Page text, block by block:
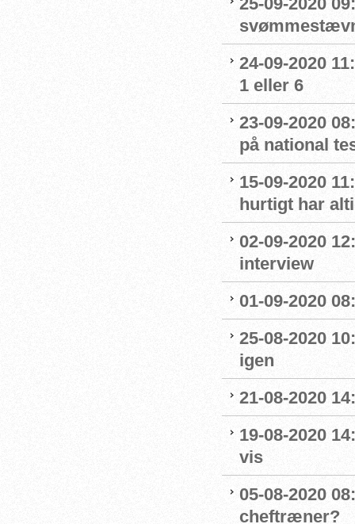
24-09-2020
1 eller 6
23-09-2020
på national
15-09-2020
hurtigt har
02-09-2020
interview
01-09-2020
25-08-2020
igen
21-08-2020
19-08-2020
vis
05-08-2020
cheftræner?